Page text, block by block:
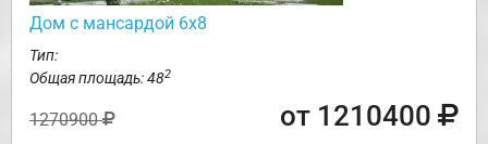
Дом с мансардой 6х8
Тип:
Общая площадь: 482
1270900 от 1210400